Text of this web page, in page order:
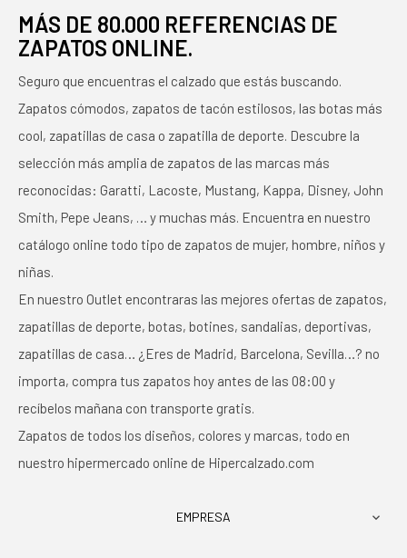
MÁS DE 80.000 REFERENCIAS DE
ZAPATOS ONLINE.
Seguro que encuentras el calzado que estás buscando.
Zapatos cómodos, zapatos de tacón estilosos, las botas más
cool, zapatillas de casa o zapatilla de deporte. Descubre la
selección más amplia de zapatos de las marcas más
reconocidas: Garatti, Lacoste, Mustang, Kappa, Disney, John
Smith, Pepe Jeans, … y muchas más. Encuentra en nuestro
catálogo online todo tipo de zapatos de mujer, hombre, niños y
niñas.
En nuestro Outlet encontraras las mejores ofertas de zapatos,
zapatillas de deporte, botas, botines, sandalias, deportivas,
zapatillas de casa… ¿Eres de Madrid, Barcelona, Sevilla…? no
importa, compra tus zapatos hoy antes de las 08:00 y
recíbelos mañana con transporte gratis.
Zapatos de todos los diseños, colores y marcas, todo en
nuestro hipermercado online de Hipercalzado.com
EMPRESA 